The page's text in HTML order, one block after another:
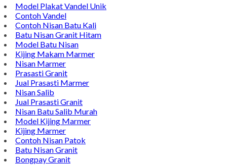
Model Plakat Vandel Unik
Contoh Vandel
Contoh Nisan Batu Kali
Batu Nisan Granit Hitam
Model Batu Nisan
Kijing Makam Marmer
Nisan Marmer
Prasasti Granit
Jual Prasasti Marmer
Nisan Salib
Jual Prasasti Granit
Nisan Batu Salib Murah
Model Kijing Marmer
Kijing Marmer
Contoh Nisan Patok
Batu Nisan Granit
Bongpay Granit